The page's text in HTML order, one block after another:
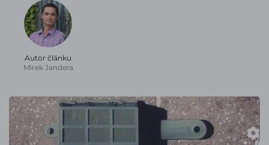
Autor článku
Mirek Jandera